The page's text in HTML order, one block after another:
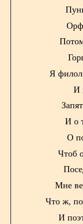
Я
И
И о
О
Чтоб
Мне
Что ж,
И